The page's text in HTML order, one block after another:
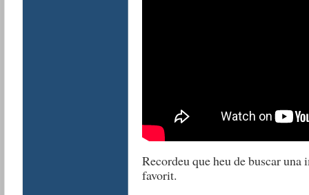
Recordeu que heu de buscar
favorit.